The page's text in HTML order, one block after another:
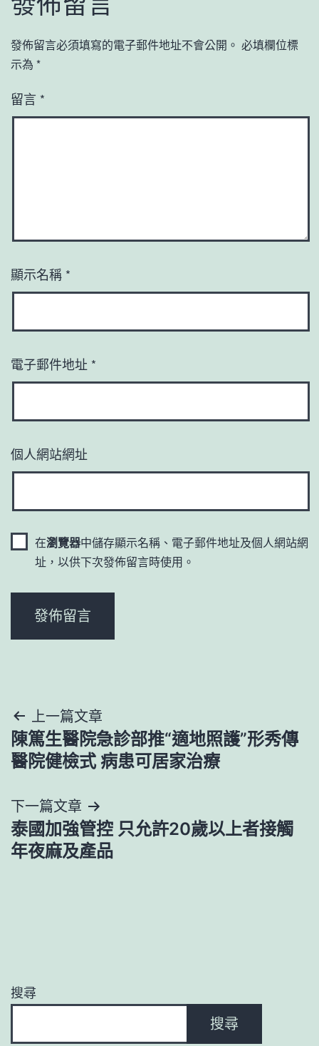
發佈留言必須填寫的電子郵件地址不會公開。 必填欄位標
示為 *
留言 *
顯示名稱 *
電子郵件地址 *
個人網站網址
在瀏覽器中儲存顯示名稱、電子郵件地址及個人網站網
址，以供下次發佈留言時使用。
文
章
覽
上一篇文章
陳篤生醫院急診部推“適地照護”形秀傳
醫院健檢式 病患可居家治療
下一篇文章
泰國加強管控 只允許20歲以上者接觸
年夜麻及產品
搜尋
搜尋